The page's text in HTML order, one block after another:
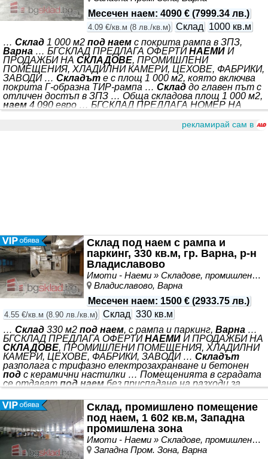
Месечен наем: 4090 € (7999.34 лв.)
4.09 €/кв.м (8 лв./кв.м) Склад
1000 кв.м
… Склад 1 000 м2 под наем с покрита рампа в ЗПЗ,
Варна … БГСКЛАД ПРЕДЛАГА ОФЕРТИНАЕМИ И
ПРОДАЖБИ НА СКЛАДОВЕ, ПРОМИШЛЕНИ
ПОМЕЩЕНИЯ, ХЛАДИЛНИ КАМЕРИ, ЦЕХОВЕ, ФАБРИКИ,
ЗАВОДИ … Складът е с площ 1 000 м2, която включва
покрита Г-образна ТИР-рампа … Склад до главен път с
отличен достъп в ЗПЗ … Обща складова площ 1 000 м2,
наем 4 090 евро … БГСКЛАД ПРЕДЛАГА НОМЕР НА
ОФЕРТА: VA7631 СТАТУС НА ОБЯВАТА: Актуална
оферта към момента *** . Подходящ за: съхранение на
запалими стоки; високо стелажиране; производство. *** .
рекламирай сам в
Склад под наем с рампа и
паркинг, 330 кв.м, гр. Варна, р-н
Владиславово
Имоти - Наеми » Складове, промишлени и стопански имоти под наем
Владиславово, Варна
Месечен наем: 1500 € (2933.75 лв.)
4.55 €/кв.м (8.90 лв./кв.м) Склад 330 кв.м
… Склад 330 м2 под наем, с рампа и паркинг, Варна …
БГСКЛАД ПРЕДЛАГА ОФЕРТИНАЕМИ И ПРОДАЖБИ НА
СКЛАДОВЕ, ПРОМИШЛЕНИ ПОМЕЩЕНИЯ, ХЛАДИЛНИ
КАМЕРИ, ЦЕХОВЕ, ФАБРИКИ, ЗАВОДИ … Складът
разполага с трифазно електрозахранване и бетонен
под с керамични настилки … Помещенията в сградата
се отдават под наем без приспадане на разходи за
лекотоварни автомобили и бусове,складъте с вход
през покрита товарна рампа на височина 1.05 м и
разполага …Складв централна градска зона, част от
стара търговска сграда … Обща застроена площ от
330 м2 с двор от 70 м2, месечен наем1500 евро, като
ДДС се начислява допълнително …
Склад, промишлено помещение
под наем, 1 602 кв.м, Западна
промишлена зона
Имоти - Наеми » Складове, промишлени и стопански имоти под наем
Западна Пром. Зона, Варна